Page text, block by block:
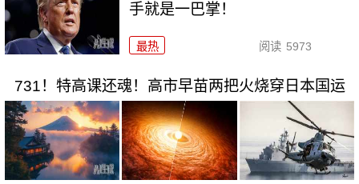
手就是一巴掌！
最热 阅读 5973
731！特高课还魂！高市早苗两把火烧穿日本国运